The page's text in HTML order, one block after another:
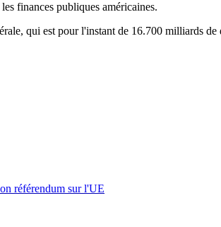
finances publiques américaines.
qui est pour l'instant de 16.700 milliards
référendum sur l'UE